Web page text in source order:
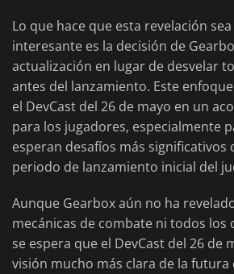
Lo que hace que esta revelación
interesante es la decisión de
actualización en lugar de desvelar
antes del lanzamiento. Este
el DevCast del 26 de mayo en un
para los jugadores, especialmente
esperan desafíos más significativos
periodo de lanzamiento inicial del
Aunque Gearbox aún no ha
mecánicas de combate ni todos los
se espera que el DevCast del 26 de
visión mucho más clara de la futura